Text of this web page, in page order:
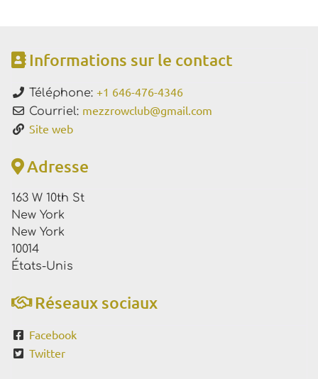
Informations sur le contact
Téléphone: +1 646-476-4346
Courriel: mezzrowclub@gmail.com
Site web
Adresse
163 W 10th St
New York
New York
10014
États-Unis
Réseaux sociaux
Facebook
Twitter